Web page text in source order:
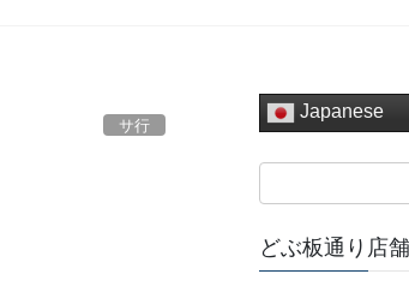
サ行
Japanese
どぶ板通り店